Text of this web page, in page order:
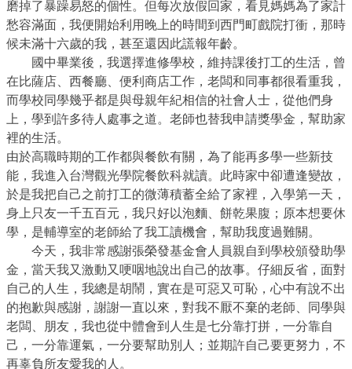
磨掉了暴躁易怒的個性。但每次放假回家，看見媽媽為了家計
愁容滿面，我便開始利用晚上的時間到西門町戲院打衝，那時
候未滿十六歲的我，甚至還因此謊報年齡。
國中畢業後，我選擇進修學校，維持課後打工的生活，曾
在比薩店、西餐廳、便利商店工作，老闆和同事都很看重我，
而學校同學幾乎都是與母親年紀相信的社會人士，從他們身
上，學到許多待人處事之道。老師也替我申請獎學金，幫助家
裡的生活。
由於高職時期的工作都與餐飲有關，為了能再多學一些新技
能，我進入台灣觀光學院餐飲科就讀。此時家中卻遭逢變故，
於是我把自己之前打工的微薄積蓄全給了家裡，入學第一天，
身上只友一千五百元，我只好以泡麵、餅乾果腹；原本想要休
學，是輔導室的老師給了我工讀機會，幫助我度過難關。
今天，我非常感謝張榮發基金會人員親自到學校頒發助學
金，當天我又激動又哽咽地說出自己的故事。仔細反省，面對
自己的人生，我總是胡鬧，實在是可惡又可恥，心中有說不出
的抱歉與感謝，謝謝一直以來，對我不厭不棄的老師、同學與
老闆、朋友，我也從中體會到人生是七分靠打拼，一分靠自
己，一分靠運氣，一分要幫助別人；並期許自己要更努力，不
再辜負所友愛我的人。